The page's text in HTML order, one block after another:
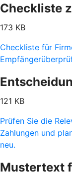
Checkliste
173 KB
Checkliste für
121 KB
Prüfen Sie die
Zahlungen und
neu.
Mustertext